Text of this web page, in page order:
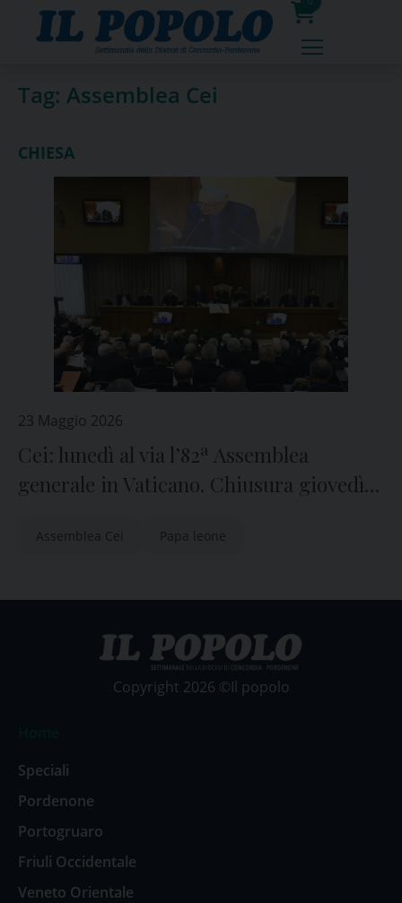
0
prodotti
Tag: Assemblea Cei
CHIESA
23 Maggio 2026
Cei: lunedì al via l’82ª Assemblea
generale in Vaticano. Chiusura giovedì
Assemblea Cei Papa leone
Copyright 2026 ©Il popolo
Speciali
Pordenone
Portogruaro
Friuli Occidentale
Veneto Orientale